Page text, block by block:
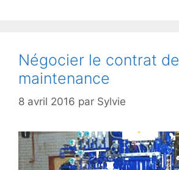
Négocier le contrat de
maintenance
8 avril 2016 par Sylvie